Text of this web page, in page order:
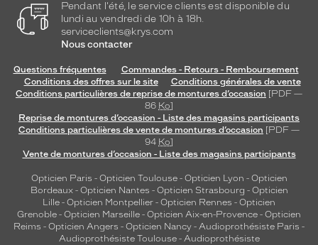
Pendant l'été, le service clients est disponible du
lundi au vendredi de 10h à 18h.
serviceclients@krys.com
Nous contacter
Questions fréquentes
Commandes - Retours - Remboursement
Conditions des offres sur le site
Conditions générales de vente
Conditions particulières de reprise de montures d’occasion [PDF —
86 Ko]
Reprise de montures d’occasion - Liste des magasins participants
Conditions particulières de vente de montures d’occasion [PDF —
94 Ko]
Vente de montures d’occasion - Liste des magasins participants
Opticien Paris - Opticien Toulouse- Opticien Lyon - Opticien
Bordeaux- Opticien Nantes - Opticien Strasbourg - Opticien
Lille - Opticien Montpellier - Opticien Rennes - Opticien
Grenoble - Opticien Marseille - Opticien Aix-en-Provence - Opticien
Reims - Opticien Angers - Opticien Nancy - Audioprothésiste Paris -
Audioprothésiste Toulouse- Audioprothésiste